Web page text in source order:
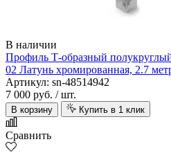
В наличии
Профиль Т-образный
02 Латунь хромированная, 2.7
Артикул: sn-48514942
7 000 руб. / шт.
В корзину Купить в 1 клик
Сравнить